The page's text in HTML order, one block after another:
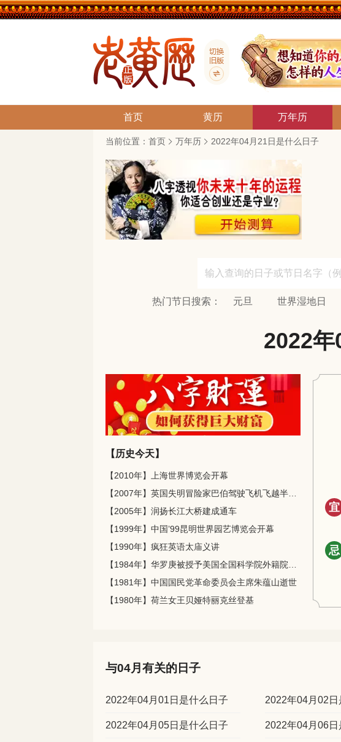
首页 黄历 万年历
当前位置： 首页 万年历 2022年04月21日是什么日子
热门节日搜索： 元旦 世界湿地日
2022年
【历史今天】
【2010年】上海世界博览会开幕
【2005年】润扬长江大桥建成通车
【1999年】中国’99昆明世界园艺博览会开幕
【1990年】疯狂英语太庙义讲
【1981年】中国国民党革命委员会主席朱蕴山逝世
【1980年】荷兰女王贝娅特丽克丝登基
宜
忌
与04月有关的日子
2022年04月01日是什么日子 2022年04月02日
2022年04月05日是什么日子 2022年04月06日